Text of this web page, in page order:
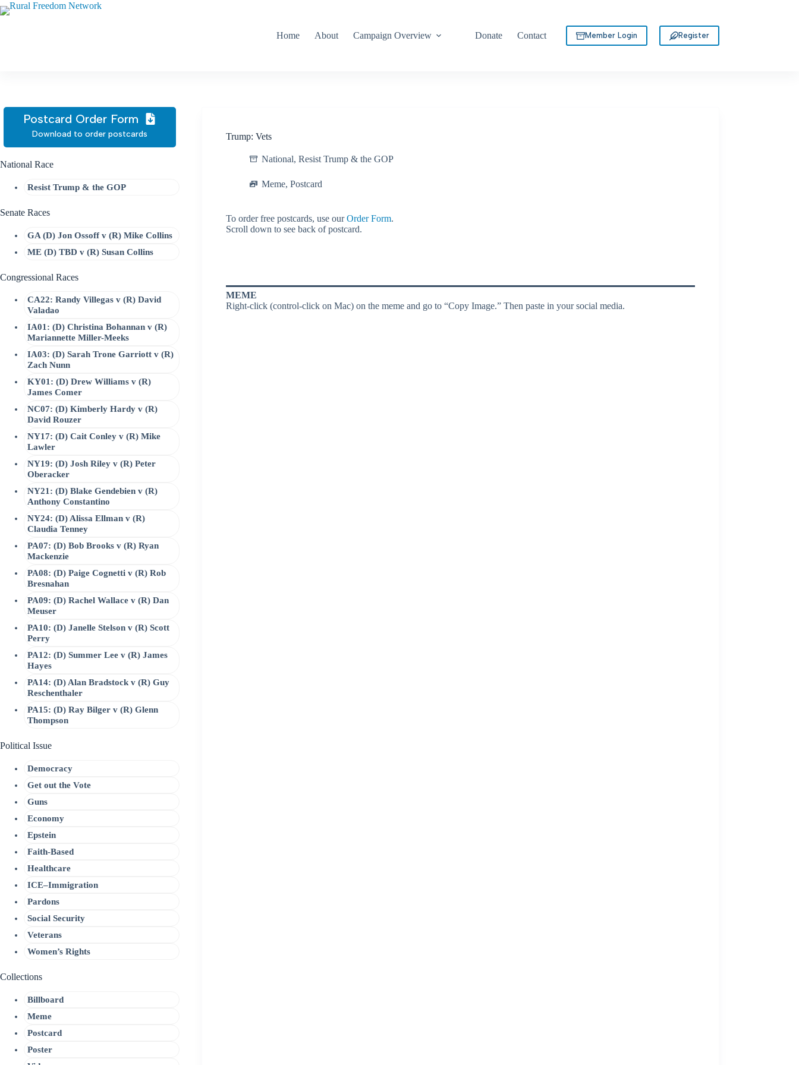
Skip
to
Home
About Campaign Overview Donate Contact Member Login Register
Trump: Vets
National, Resist Trump & the GOP
Meme, Postcard
To order free postcards, use ourOrder Form.
Scroll down to see back of postcard.
MEME
Right-click (control-click on Mac) on the meme and go to “Copy Image.” Then paste in your social media.
Postcard Order Form
Download to order postcards
National Race
Resist Trump & the GOP
Senate Races
GA (D) Jon Ossoff v (R) Mike Collins
ME (D) TBD v (R) Susan Collins
Congressional Races
CA22: Randy Villegas v (R) David
Valadao
IA01: (D) Christina Bohannan v (R)
Mariannette Miller-Meeks
IA03: (D) Sarah Trone Garriott v (R)
Zach Nunn
KY01: (D) Drew Williams v (R)
James Comer
NC07: (D) Kimberly Hardy v (R)
David Rouzer
NY17: (D) Cait Conley v (R) Mike
Lawler
NY19: (D) Josh Riley v (R) Peter
Oberacker
NY21: (D) Blake Gendebien v (R)
Anthony Constantino
NY24: (D) Alissa Ellman v (R)
Claudia Tenney
PA07: (D) Bob Brooks v (R) Ryan
Mackenzie
PA08: (D) Paige Cognetti v (R) Rob
Bresnahan
PA09: (D) Rachel Wallace v (R) Dan
Meuser
PA10: (D) Janelle Stelson v (R) Scott
Perry
PA12: (D) Summer Lee v (R) James
Hayes
PA14: (D) Alan Bradstock v (R) Guy
Reschenthaler
PA15: (D) Ray Bilger v (R) Glenn
Thompson
Political Issue
Democracy
Get out the Vote
Guns
Economy
Epstein
Faith-Based
Healthcare
ICE–Immigration
Pardons
Social Security
Veterans
Women’s Rights
Collections
Billboard
Meme
Postcard
Poster